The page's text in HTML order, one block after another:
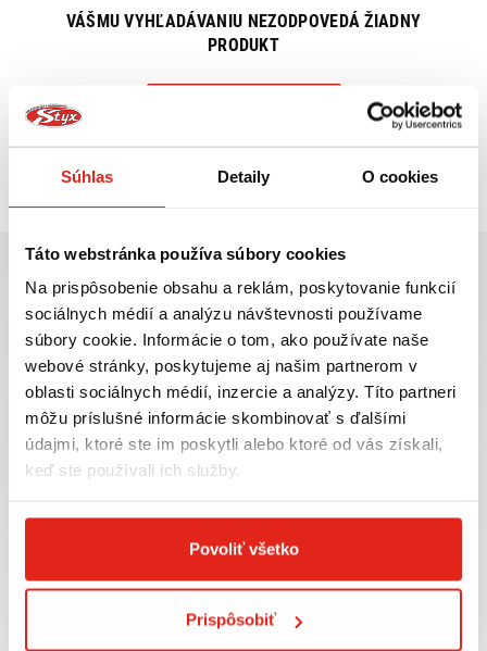
Súhlas Detaily O cookies
Táto webstránka používa súbory cookies
Na prispôsobenie obsahu a reklám, poskytovanie funkcií
sociálnych médií a analýzu návštevnosti používame
súbory cookie. Informácie o tom, ako používate naše
webové stránky, poskytujeme aj našim partnerom v
oblasti sociálnych médií, inzercie a analýzy. Títo partneri
môžu príslušné informácie skombinovať s ďalšími
údajmi, ktoré ste im poskytli alebo ktoré od vás získali,
keď ste používali ich služby.
Povoliť všetko
Prispôsobiť
VÁŠMU VYHĽADÁVANIU NEZODPOVEDÁ ŽIADNY
PRODUKT
Najväčší výber moto
príslušenstva ihneď k
odberu
Doprava ZADARMO pre
objednávky nad 50€ v rámci
SR